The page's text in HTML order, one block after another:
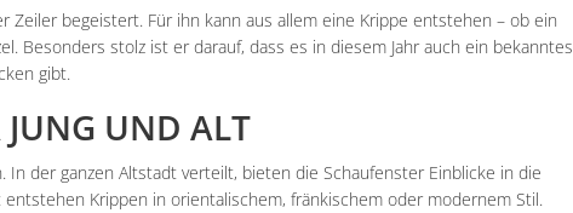
Zeiler begeistert. Für ihn kann aus allem eine Krippe entstehen – ob ein
Besonders stolz ist er darauf, dass es in diesem Jahr auch ein bekanntes
gibt.
JUNG UND ALT
In der ganzen Altstadt verteilt, bieten die Schaufenster Einblicke in die
Krippen in orientalischem, fränkischem oder modernem Stil.